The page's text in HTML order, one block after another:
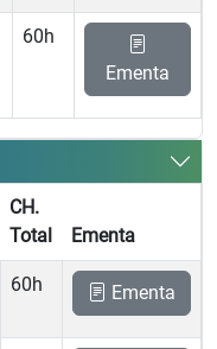
60h
Ementa
CH.
Total
Ementa
60h Ementa